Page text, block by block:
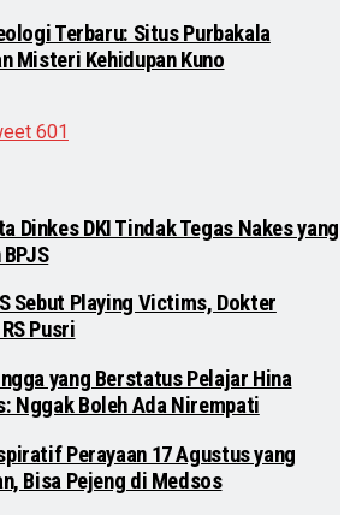
Terbaru: Situs Purbakala
Misteri Kehidupan Kuno
601
Dinkes DKI Tindak Tegas Nakes yang
Sebut Playing Victims, Dokter
Pusri
yang Berstatus Pelajar Hina
Nggak Boleh Ada Nirempati
Perayaan 17 Agustus yang
Bisa Pejeng di Medsos